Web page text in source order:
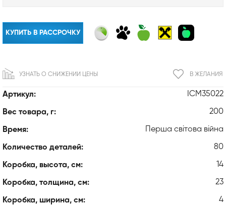
Артикул: ICM35022
Вес товара, г: 200
Время: Перша світова війна
Количество деталей: 80
Коробка, высота, см: 14
Коробка, толщина, см: 23
Коробка, ширина, см: 4
КУПИТЬ В РАССРОЧКУ
В ЖЕЛАНИЯ
УЗНАТЬ О СНИЖЕНИИ ЦЕНЫ